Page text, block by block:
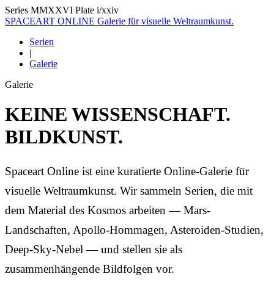
Series MMXXVI Plate i/xxiv
SPACEART ONLINE Galerie für visuelle Weltraumkunst.
Serien
|
Galerie
Galerie
KEINE WISSENSCHAFT.
BILDKUNST.
Spaceart Online ist eine kuratierte Online-Galerie für
visuelle Weltraumkunst. Wir sammeln Serien, die mit
dem Material des Kosmos arbeiten — Mars-
Landschaften, Apollo-Hommagen, Asteroiden-Studien,
Deep-Sky-Nebel — und stellen sie als
zusammenhängende Bildfolgen vor.